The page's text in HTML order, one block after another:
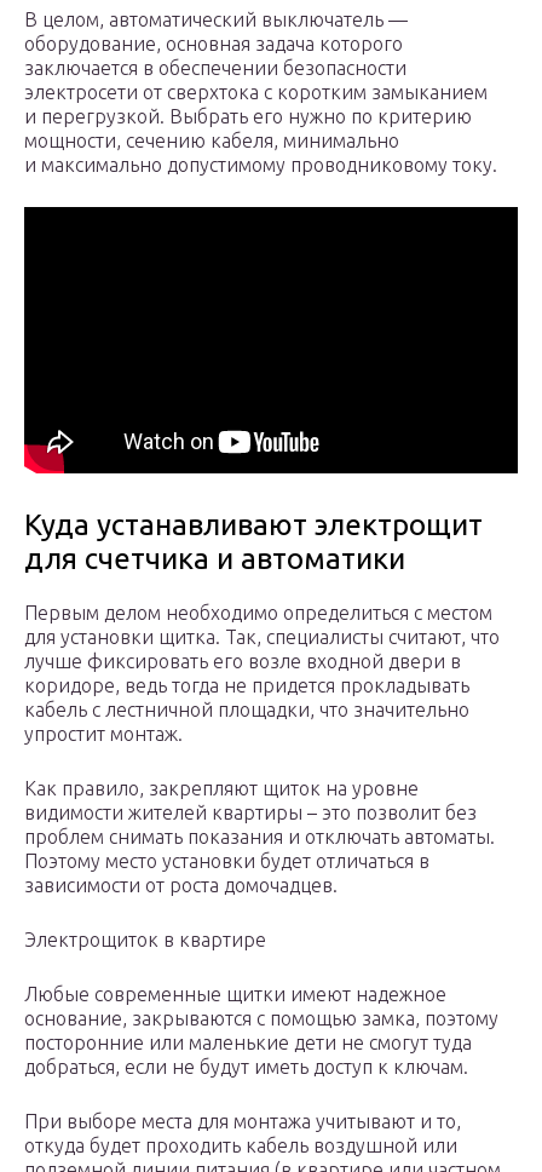
В целом, автоматический выключатель —
оборудование, основная задача которого
заключается в обеспечении безопасности
электросети от сверхтока с коротким замыканием
и перегрузкой. Выбрать его нужно по критерию
мощности, сечению кабеля, минимально
и максимально допустимому проводниковому току.
Куда устанавливают электрощит
для счетчика и автоматики
Первым делом необходимо определиться с местом
для установки щитка. Так, специалисты считают, что
лучше фиксировать его возле входной двери в
коридоре, ведь тогда не придется прокладывать
кабель с лестничной площадки, что значительно
упростит монтаж.
Как правило, закрепляют щиток на уровне
видимости жителей квартиры – это позволит без
проблем снимать показания и отключать автоматы.
Поэтому место установки будет отличаться в
зависимости от роста домочадцев.
Электрощиток в квартире
Любые современные щитки имеют надежное
основание, закрываются с помощью замка, поэтому
посторонние или маленькие дети не смогут туда
добраться, если не будут иметь доступ к ключам.
При выборе места для монтажа учитывают и то,
откуда будет проходить кабель воздушной или